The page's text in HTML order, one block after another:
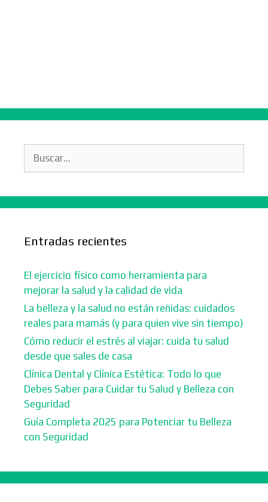
Entradas recientes
El ejercicio físico como herramienta para
mejorar la salud y la calidad de vida
La belleza y la salud no están reñidas: cuidados
reales para mamás (y para quien vive sin tiempo)
Cómo reducir el estrés al viajar: cuida tu salud
desde que sales de casa
Clínica Dental y Clínica Estética: Todo lo que
Debes Saber para Cuidar tu Salud y Belleza con
Seguridad
Guía Completa 2025 para Potenciar tu Belleza
con Seguridad